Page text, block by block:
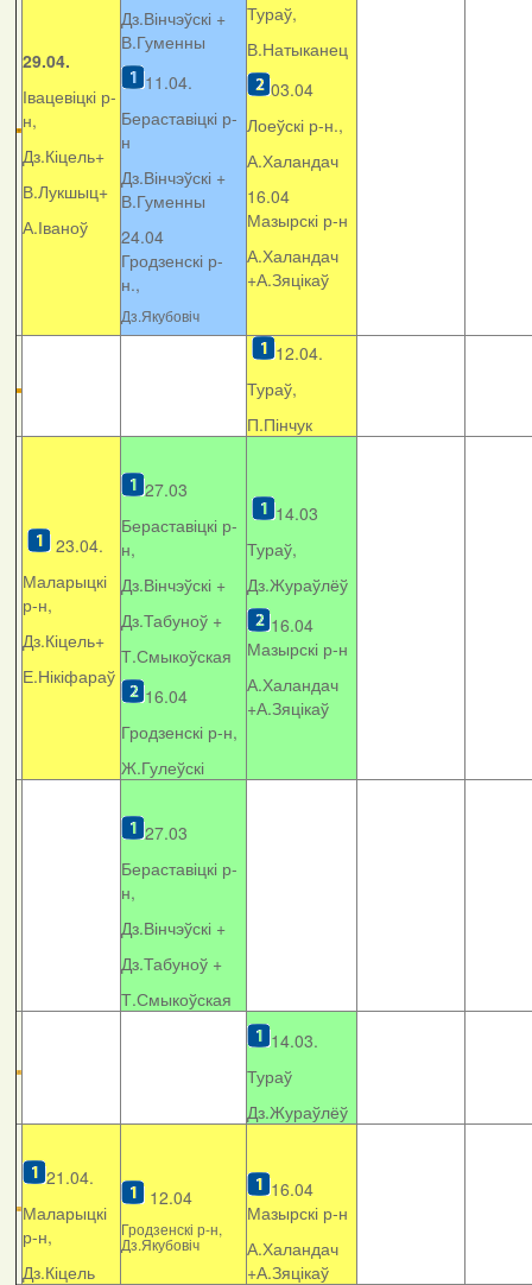
29.04.
Івацевіцкі р-
н,
Дз.Кіцель+
В.Лукшыц+
А.Іваноў
Дз.Вінчэўскі +
В.Гуменны
11.04.
Бераставіцкі р-
н
Дз.Вінчэўскі +
В.Гуменны
24.04
Гродзенскі р-
н.,
Дз.Якубовіч
Тураў,
В.Натыканец
03.04
Лоеўскі р-н.,
А.Халандач
16.04
Мазырскі р-н
А.Халандач
+А.Зяцікаў
12.04.
Тураў,
П.Пінчук
23.04.
Маларыцкі
р-н,
Дз.Кіцель+
Е.Нікіфараў
27.03
Бераставіцкі р-
н,
Дз.Вінчэўскі +
Дз.Табуноў +
Т.Смыкоўская
16.04
Гродзенскі р-н,
Ж.Гулеўскі
14.03
Тураў,
Дз.Жураўлёў
16.04
Мазырскі р-н
А.Халандач
+А.Зяцікаў
27.03
Бераставіцкі р-
н,
Дз.Вінчэўскі +
Дз.Табуноў +
Т.Смыкоўская
14.03.
Тураў
Дз.Жураўлёў
21.04.
Маларыцкі
р-н,
Дз.Кіцель
12.04
Гродзенскі р-н,
Дз.Якубовіч
16.04
Мазырскі р-н
А.Халандач
+А.Зяцікаў